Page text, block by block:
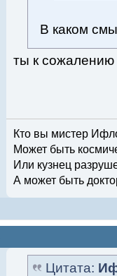
В каком
ты к
Кто вы мистер
Может быть
Или кузнец
А может быть
Цитата: